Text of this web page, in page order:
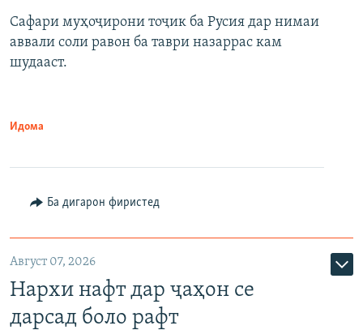
Сафари муҳоҷирони тоҷик ба Русия дар нимаи
аввали соли равон ба таври назаррас кам
шудааст.
Идома
Ба дигарон фиристед
Август 07, 2026
Нархи нафт дар ҷаҳон се
дарсад боло рафт